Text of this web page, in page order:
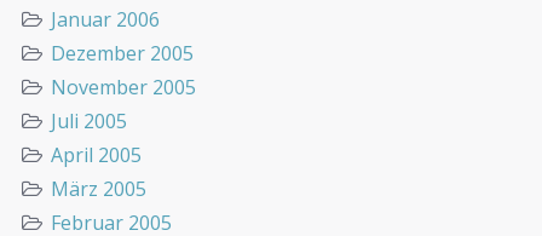
Januar 2006
Dezember 2005
November 2005
Juli 2005
April 2005
März 2005
Februar 2005